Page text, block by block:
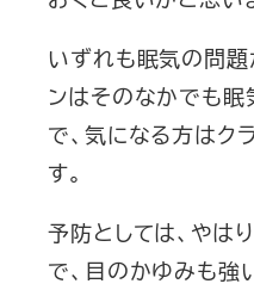
いずれも眠気の問題
ンはそのなかでも
で、気になる方はク
す。
予防としては、やは
で、目のかゆみも強